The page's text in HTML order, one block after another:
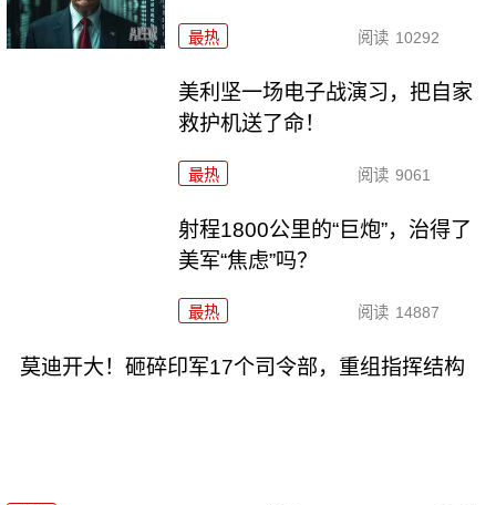
最热 阅读 10292
美利坚一场电子战演习，把自家
救护机送了命！
最热 阅读 9061
射程1800公里的“巨炮”，治得了
美军“焦虑”吗？
最热 阅读 14887
莫迪开大！砸碎印军17个司令部，重组指挥结构